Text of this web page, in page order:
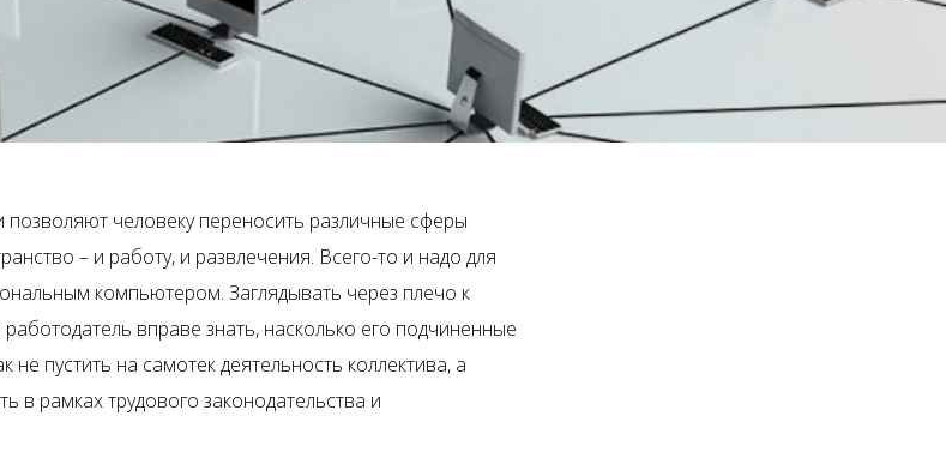
человеку переносить различные сферы
– и работу, и развлечения. Всего-то и надо для
компьютером. Заглядывать через плечо к
работодатель вправе знать, насколько его подчиненные
пустить на самотек деятельность коллектива, а
в рамках трудового законодательства и